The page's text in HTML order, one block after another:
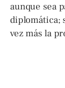
aunque sea
diplomática;
vez más la